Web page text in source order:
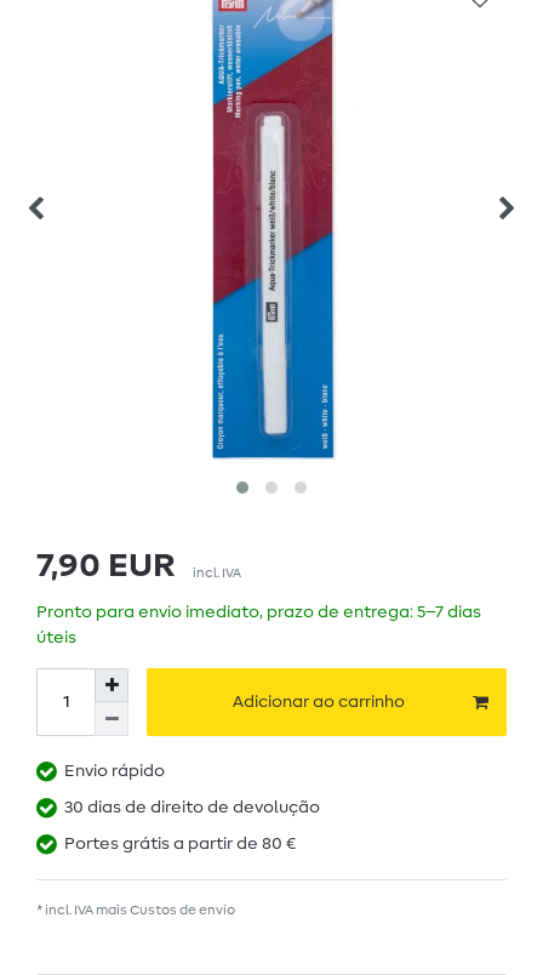
7,90 EUR incl. IVA
Pronto para envio imediato, prazo de entrega: 5–7 dias
úteis
Adicionar ao carrinho
Envio rápido
30 dias de direito de devolução
Portes grátis a partir de 80 €
* incl. IVA mais Custos de envio